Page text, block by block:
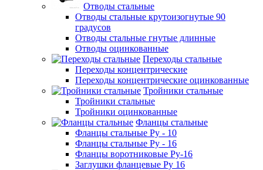
Отводы стальные
Отводы стальные крутоизогнутые 90
градусов
Отводы стальные гнутые длинные
Отводы оцинкованные
Переходы стальные
Переходы концентрические
Переходы концентрические оцинкованные
Тройники стальные
Тройники стальные
Тройники оцинкованные
Фланцы стальные
Фланцы стальные Ру - 10
Фланцы стальные Ру - 16
Фланцы воротниковые Ру-16
Заглушки фланцевые Ру 16